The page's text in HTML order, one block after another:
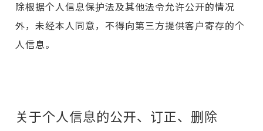
除根据个人信息保护法及其他法令允许公开的情况
外，未经本人同意，不得向第三方提供客户寄存的个
人信息。
关于个人信息的公开、订正、删除